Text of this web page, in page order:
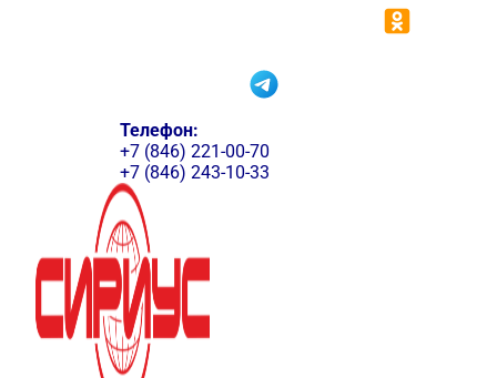
Телефон:
+7 (846) 221-00-70
+7 (846) 243-10-33